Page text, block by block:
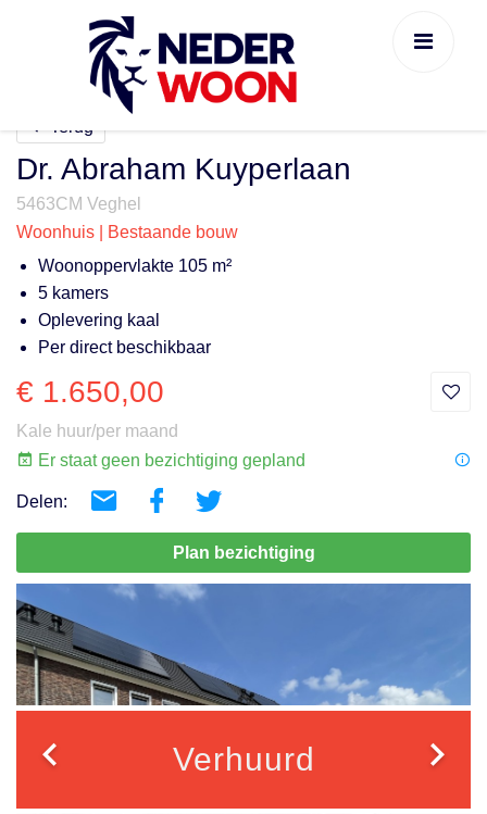
Terug
Dr. Abraham Kuyperlaan
5463CM Veghel
Woonhuis | Bestaande bouw
Woonoppervlakte 105 m²
5 kamers
Oplevering kaal
Per direct beschikbaar
€ 1.650,00
Kale huur/per maand
Er staat geen bezichtiging gepland
Delen:
Plan bezichtiging
Verhuurd